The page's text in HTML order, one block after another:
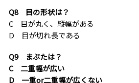
Q8 目の形状は？
C 目が丸く、縦幅がある
D 目が切れ長である
Q9 まぶたは？
C 二重幅が広い
D 一重or二重幅が広くない